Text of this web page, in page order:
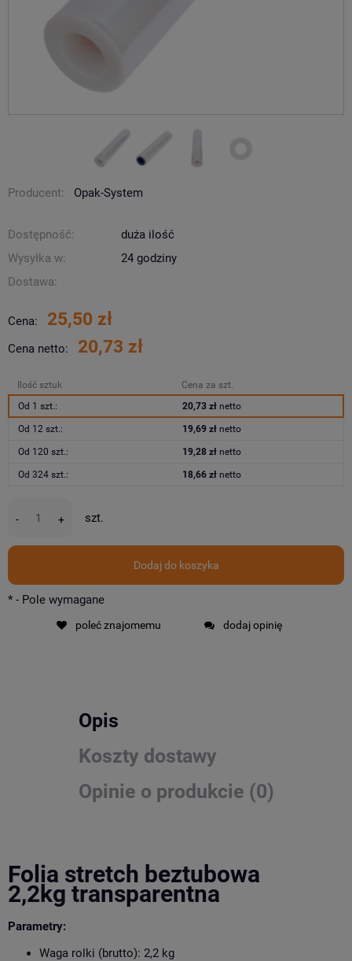
Producent: Opak-System
Dostępność:
duża ilość
Wysyłka w:
24 godziny
Dostawa:
Cena: 25,50 zł
Cena netto: 20,73 zł
Ilość sztuk
Cena za szt.
Od 1 szt.:
20,73 złnetto
Od 12 szt.: 19,69 złnetto
Od 120 szt.: 19,28 złnetto
Od 324 szt.: 18,66 złnetto
- + szt.
Dodaj do koszyka
* - Pole wymagane
poleć znajomemu dodaj opinię
Opis
Koszty dostawy
Opinie o produkcie (0)
Folia stretch beztubowa
2,2kg transparentna
Parametry:
Waga rolki (brutto): 2,2 kg